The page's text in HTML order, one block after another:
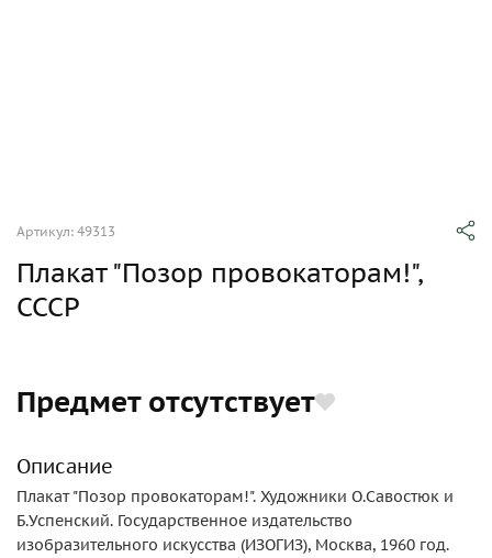
Артикул: 49313
Плакат "Позор провокаторам!",
СССР
Предмет отсутствует
Описание
Плакат "Позор провокаторам!". Художники О.Савостюк и
Б.Успенский. Государственное издательство
изобразительного искусства (ИЗОГИЗ), Москва, 1960 год.